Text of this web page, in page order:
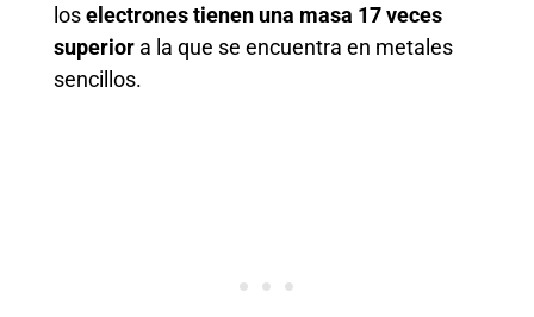
loselectrones tienen una masa 17 veces
superior a la que se encuentra en metales
sencillos.